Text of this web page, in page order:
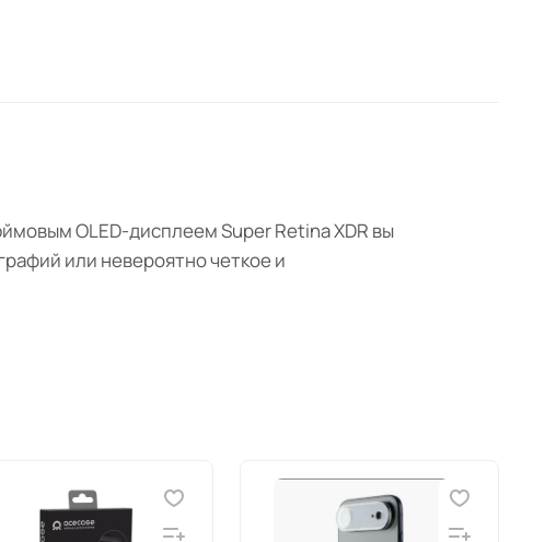
OLED-дисплеем Super Retina XDR вы
или невероятно четкое и